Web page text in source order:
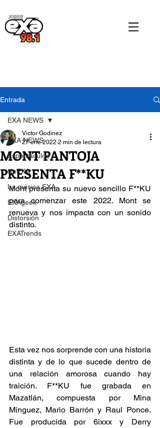
Entrada
EXA NEWS
Espectáculos
cinEXA
La música EXA
EXAgeek
Distorsión
EXATrends
EXA NEWS
MONT PANTOJA
PRESENTA F**KU
Victor Godinez
27 ene 2022 2 min de lectura
Mont presenta su nuevo sencillo F**KU
para comenzar este 2022. Mont se
renueva y nos impacta con un sonido
distinto.
Esta vez nos sorprende con una historia
distinta y de lo que sucede dentro de
una relación amorosa cuando hay
traición. F**KU fue grabada en
Mazatlán, compuesta por Mina
Minguez, Mario Barrón y Raul Ponce.
Fue producida por 6ixxx y Derry